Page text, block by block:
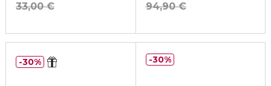
33,00 €
94,90 €
30% 30%